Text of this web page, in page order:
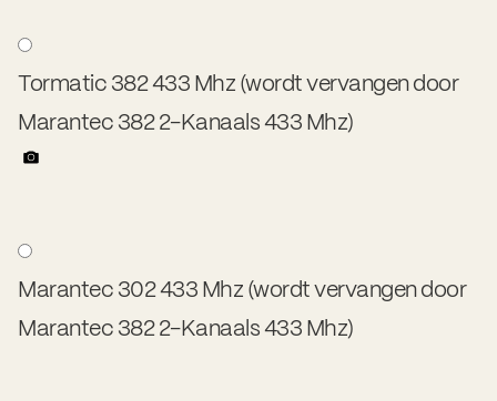
Tormatic 382 433 Mhz (wordt vervangen door
Marantec 382 2-Kanaals 433 Mhz)
Marantec 302 433 Mhz (wordt vervangen door
Marantec 382 2-Kanaals 433 Mhz)